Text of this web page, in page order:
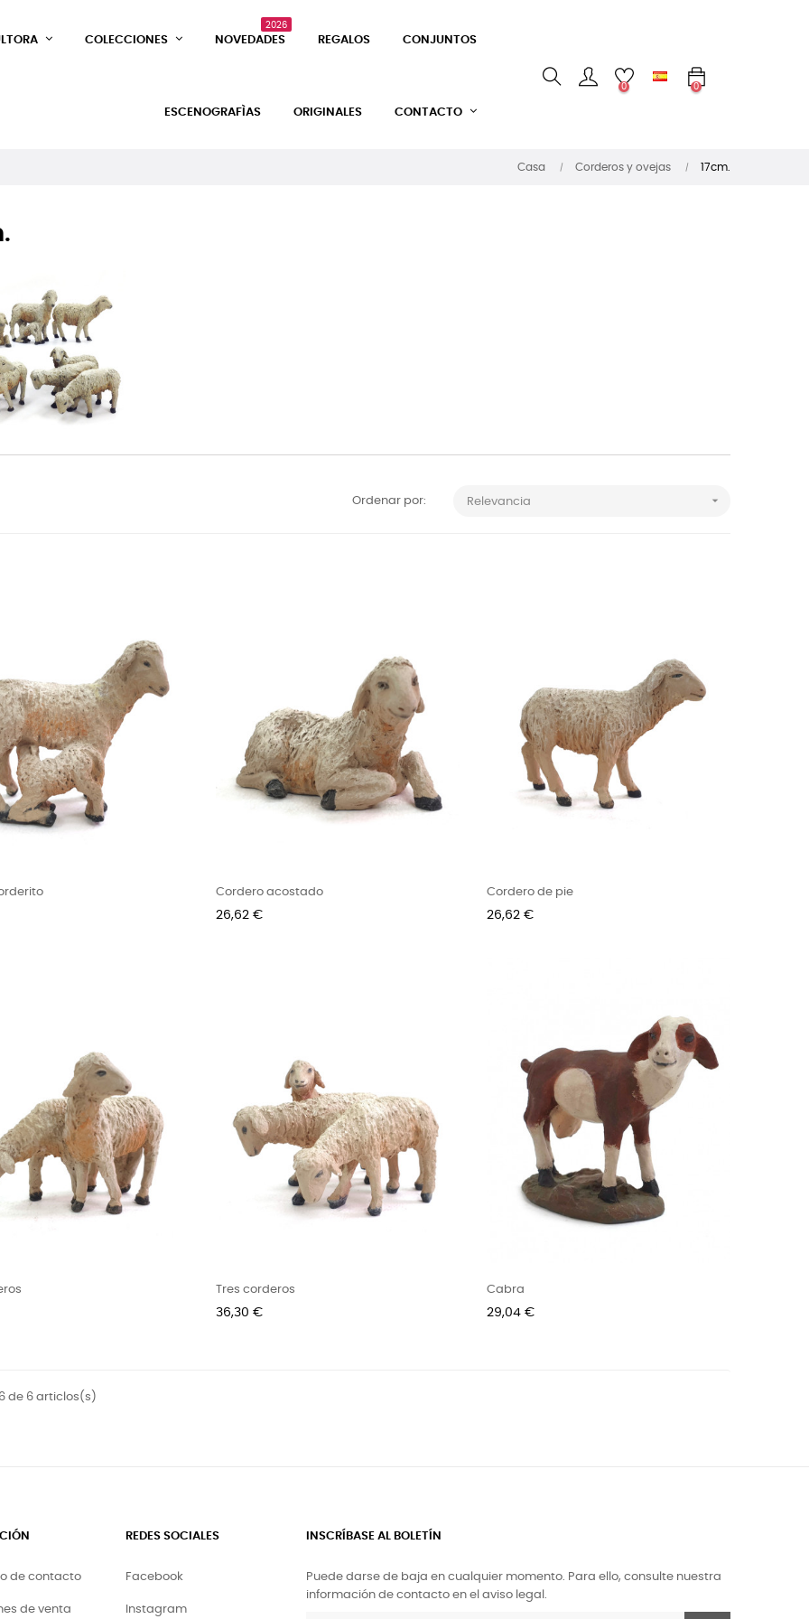
COLECCIONES NOVEDADES
2026
REGALOS CONJUNTOS
ESCENOGRAFÌAS ORIGINALES CONTACTO
0 0
Casa Corderos y ovejas 17cm.
Ordenar por: Relevancia 
Cordero acostado
Precio
26,62 €
Cordero de pie
Precio
26,62 €
Tres corderos
Precio
36,30 €
Cabra
Precio
29,04 €
de 6 articlos(s)
de contacto
de venta
REDES SOCIALES
Facebook
Instagram
INSCRÍBASE AL BOLETÍN
Puede darse de baja en cualquier momento. Para ello, consulte nuestra
información de contacto en el aviso legal.